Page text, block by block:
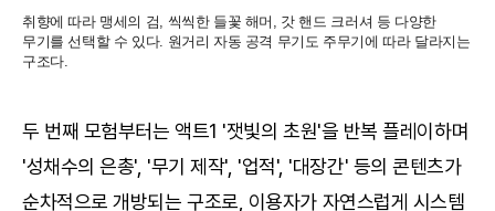
취향에 따라 맹세의 검, 씩씩한 들꽃 해머, 갓 핸드 크러셔 등 다양한
무기를 선택할 수 있다. 원거리 자동 공격 무기도 주무기에 따라 달라지는
구조다.
두 번째 모험부터는 액트1 '잿빛의 초원'을 반복 플레이하며
'성채수의 은총', '무기 제작', '업적', '대장간' 등의 콘텐츠가
순차적으로 개방되는 구조로, 이용자가 자연스럽게 시스템